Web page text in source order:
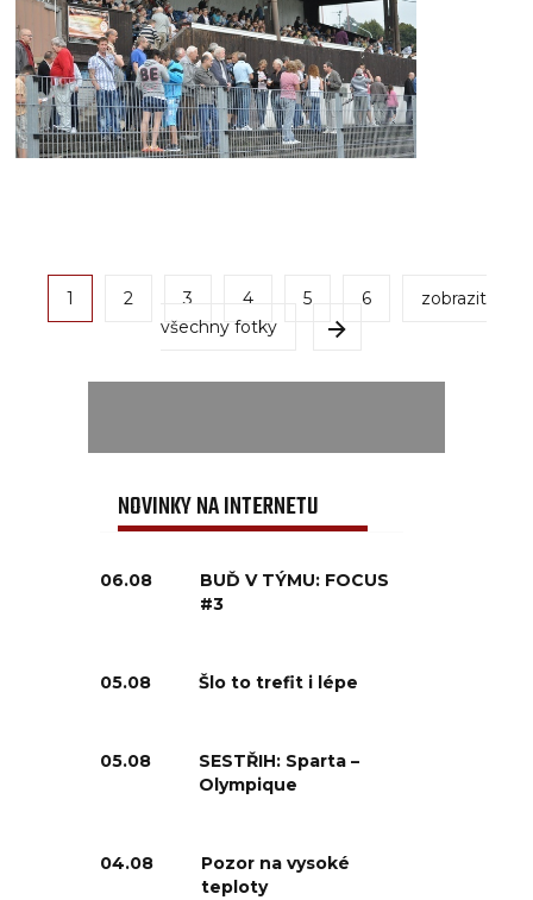
1 2 3 4 5 6
zobrazit
všechny fotky
NOVINKY NA INTERNETU
06.08
BUĎ V TÝMU: FOCUS
#3
05.08 Šlo to trefit i lépe
05.08
SESTŘIH: Sparta –
Olympique
04.08
Pozor na vysoké
teploty